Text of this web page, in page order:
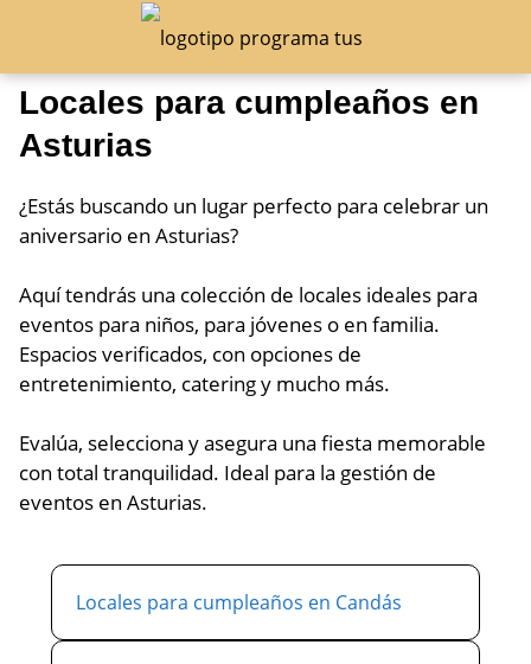
Locales para cumpleaños en
Asturias
¿Estás buscando un lugar perfecto para celebrar un
aniversario en Asturias?
Aquí tendrás una colección de locales ideales para
eventos para niños, para jóvenes o en familia.
Espacios verificados, con opciones de
entretenimiento, catering y mucho más.
Evalúa, selecciona y asegura una fiesta memorable
con total tranquilidad. Ideal para la gestión de
eventos en Asturias.
Locales para cumpleaños en Candás